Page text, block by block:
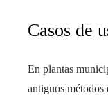
Casos de
En plantas
antiguos